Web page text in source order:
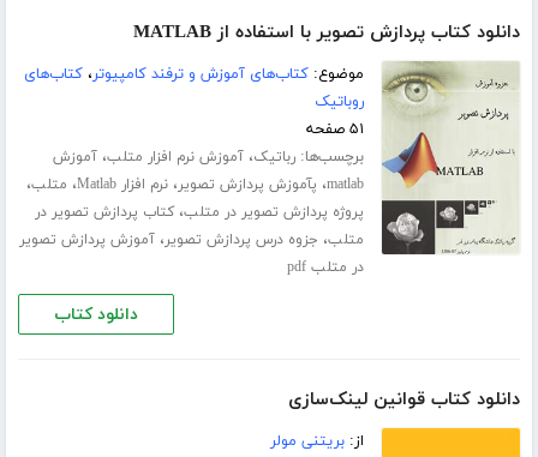
دانلود کتاب پردازش تصویر با استفاده از MATLAB
موضوع:کتاب‌های آموزش و ترفند کامپیوتر،کتاب‌های
روباتیک
۵۱ صفحه
برچسب‌ها:رباتیک،آموزش نرم افزار متلب،آموزش
matlab، پآموزش پردازش تصویر،نرم افزار Matlab ، متلب،
پروژه پردازش تصویر در متلب،کتاب پردازش تصویر در
متلب، جزوه درس پردازش تصویر،آموزش پردازش تصویر
در متلب pdf
دانلود کتاب
دانلود کتاب قوانین لینک‌سازی
از:بریتنی مولر